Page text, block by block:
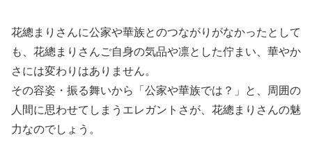
花總まりさんに公家や華族とのつながりがなかったとして
も、花總まりさんご自身の気品や凛とした佇まい、華やか
さには変わりはありません。
その容姿・振る舞いから「公家や華族では？」と、周囲の
人間に思わせてしまうエレガントさが、花總まりさんの魅
力なのでしょう。